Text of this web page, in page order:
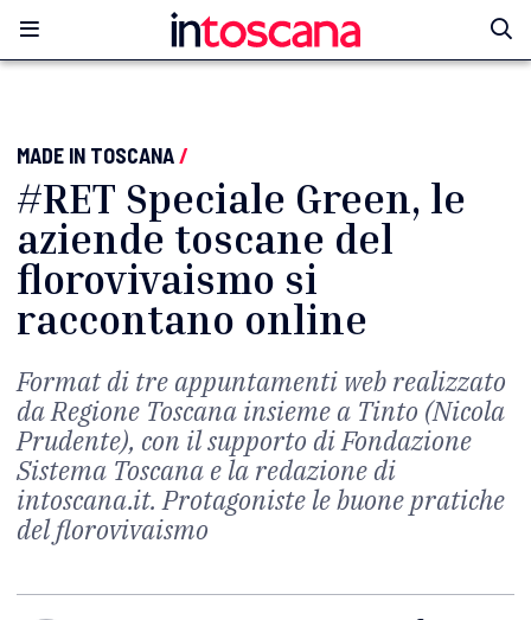
MADE IN TOSCANA/
#RET Speciale Green, le
aziende toscane del
florovivaismo si
raccontano online
Format di tre appuntamenti web realizzato
da Regione Toscana insieme a Tinto (Nicola
Prudente), con il supporto di Fondazione
Sistema Toscana e la redazione di
intoscana.it. Protagoniste le buone pratiche
del florovivaismo